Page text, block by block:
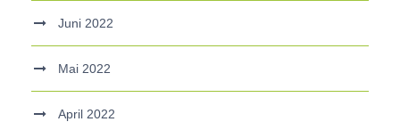
Juni 2022
Mai 2022
April 2022